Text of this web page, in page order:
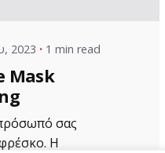
2023 1 min read
Mask
σας
Η